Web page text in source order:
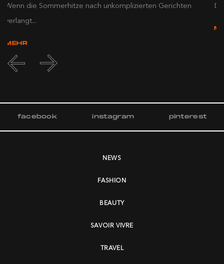
Wenn die Sommerhitze nach unkomplizierten Gerichten
verlangt...
MEHR
facebook instagram pinterest
NEWS
FASHION
BEAUTY
SAVOIR VIVRE
TRAVEL